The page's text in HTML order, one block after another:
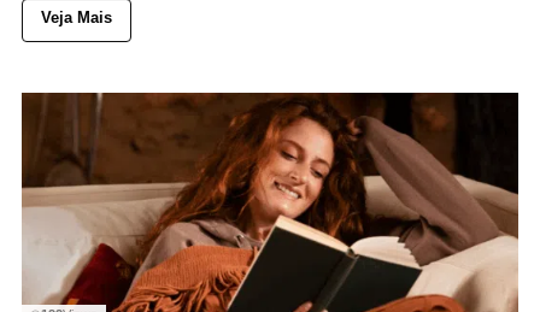
Veja Mais